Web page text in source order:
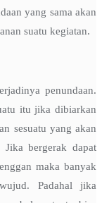
yang sama akan
suatu kegiatan.
penundaan.
itu jika dibiarkan
sesuatu yang akan
Jika bergerak dapat
maka banyak
Padahal jika